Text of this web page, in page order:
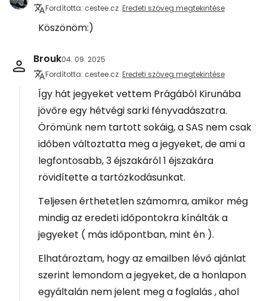
Fordította: cestee.cz Eredeti szöveg megtekintése
Köszönöm:)
Brouk04. 09. 2025
Fordította: cestee.cz Eredeti szöveg megtekintése
Így hát jegyeket vettem Prágából Kirunába
jövőre egy hétvégi sarki fényvadászatra.
Örömünk nem tartott sokáig, a SAS nem csak
időben változtatta meg a jegyeket, de ami a
legfontosabb, 3 éjszakáról 1 éjszakára
rövidítette a tartózkodásunkat.
Teljesen érthetetlen számomra, amikor még
mindig az eredeti időpontokra kínálták a
jegyeket ( más időpontban, mint én ).
Elhatároztam, hogy az emailben lévő ajánlat
szerint lemondom a jegyeket, de a honlapon
egyáltalán nem jelent meg a foglalás , ahol